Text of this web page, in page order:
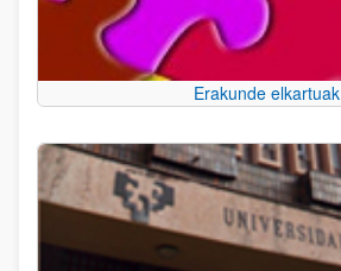
Erakunde elkartuak